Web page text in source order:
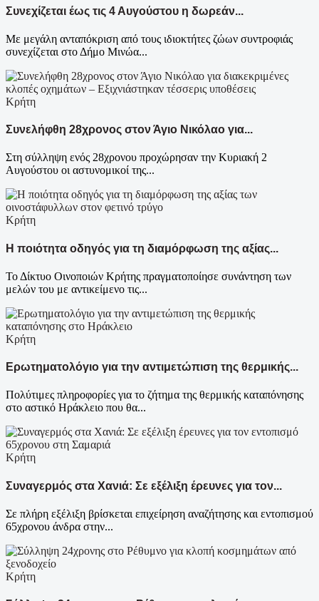
Συνεχίζεται έως τις 4 Αυγούστου η δωρεάν...
Με μεγάλη ανταπόκριση από τους ιδιοκτήτες ζώων συντροφιάς
συνεχίζεται στο Δήμο Μινώα...
Κρήτη
Συνελήφθη 28χρονος στον Άγιο Νικόλαο για...
Στη σύλληψη ενός 28χρονου προχώρησαν την Κυριακή 2
Αυγούστου οι αστυνομικοί της...
Κρήτη
Η ποιότητα οδηγός για τη διαμόρφωση της αξίας...
Το Δίκτυο Οινοποιών Κρήτης πραγματοποίησε συνάντηση των
μελών του με αντικείμενο τις...
Κρήτη
Ερωτηματολόγιο για την αντιμετώπιση της θερμικής...
Πολύτιμες πληροφορίες για το ζήτημα της θερμικής καταπόνησης
στο αστικό Ηράκλειο που θα...
Κρήτη
Συναγερμός στα Χανιά: Σε εξέλιξη έρευνες για τον...
Σε πλήρη εξέλιξη βρίσκεται επιχείρηση αναζήτησης και εντοπισμού
65χρονου άνδρα στην...
Κρήτη